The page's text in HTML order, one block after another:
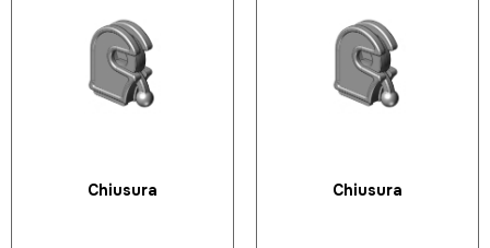
Chiusura Chiusura